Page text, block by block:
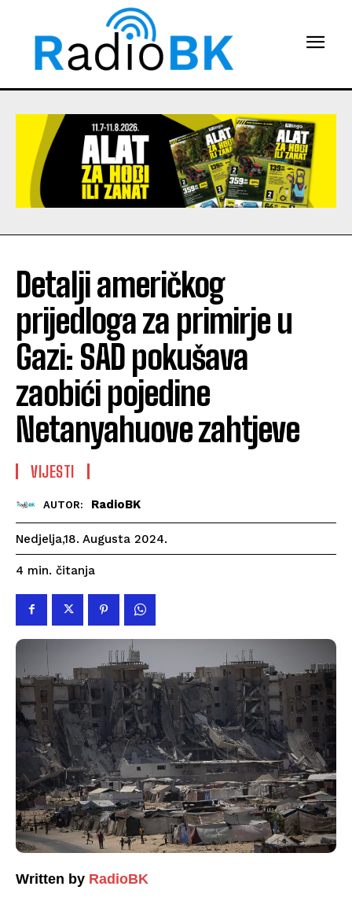
Detalji američkog
prijedloga za primirje u
Gazi: SAD pokušava
zaobići pojedine
Netanyahuove zahtjeve
VIJESTI
AUTOR: RadioBK
Nedjelja,18. Augusta 2024.
4 min. čitanja
Written by RadioBK